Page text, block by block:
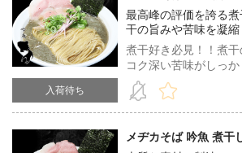
入荷待ち
最高峰の評価を誇る
干の旨みや苦味を凝縮
が登場！！
煮干好き必見！！煮
コク深い苦味がしっか
味な香りやエグみは
一杯！
メヂカそば 吟魚 煮干